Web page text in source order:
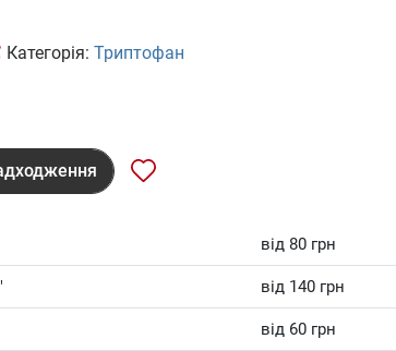
Категорія: Триптофан
від 80 грн
від 140 грн
від 60 грн